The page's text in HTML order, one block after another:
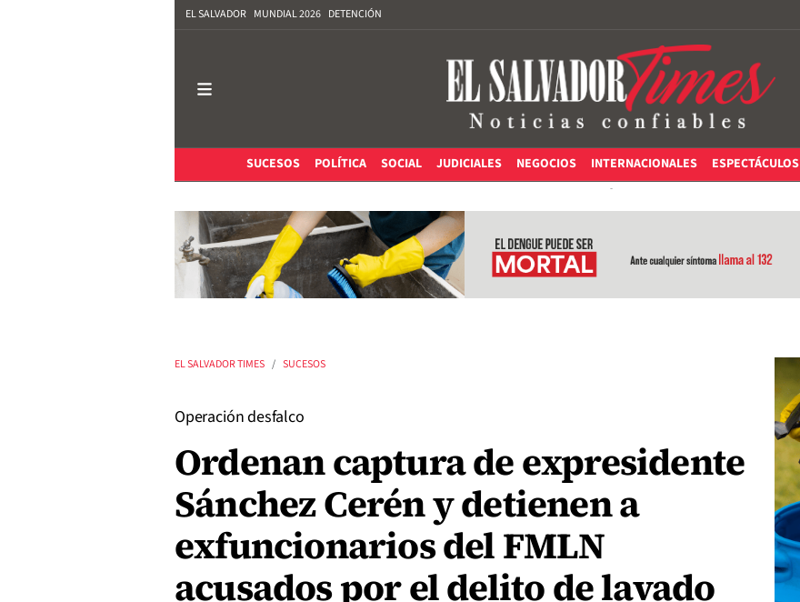
EL SALVADOR MUNDIAL 2026 DETENCIÓN
SUCESOS
POLÍTICA SOCIAL JUDICIALES NEGOCIOS INTERNACIONALES ESPECTÁCULOS
EL SALVADOR TIMES SUCESOS
Operación desfalco
Ordenan captura de expresidente
Sánchez Cerén y detienen a
exfuncionarios del FMLN
acusados por el delito de lavado